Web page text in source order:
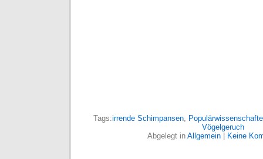
Tags:irrende Schimpansen,
Vögelgeruch
Abgelegt in Allgemein Keine